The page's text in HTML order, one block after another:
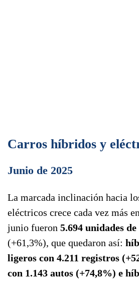
Carros híbridos y
Junio de 2025
La marcada inclinación hacia
eléctricos crece cada vez más
junio fueron 5.694 unidades
(+61,3%), que quedaron así:
ligeros con 4.211 registros
con 1.143 autos (+74,8%) e